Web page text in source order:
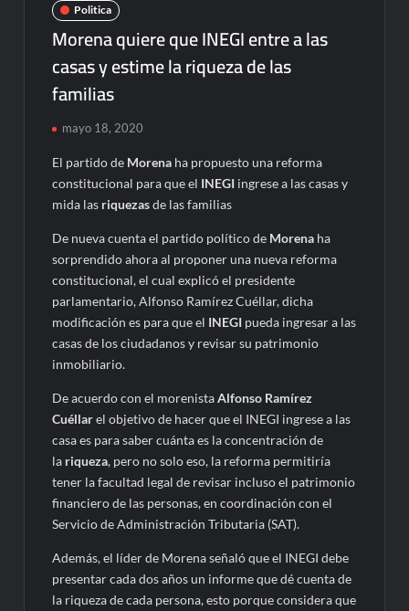
Politica
Morena quiere que INEGI entre a las
casas y estime la riqueza de las
familias
mayo 18, 2020
El partido de Morena ha propuesto una reforma
constitucional para que el INEGI ingrese a las casas y
mida las riquezasde las familias
De nueva cuenta el partido político de Morena ha
sorprendido ahora al proponer una nueva reforma
constitucional, el cual explicó el presidente
parlamentario, Alfonso Ramírez Cuéllar, dicha
modificación es para que el INEGI pueda ingresar a las
casas de los ciudadanos y revisar su patrimonio
inmobiliario.
De acuerdo con el morenistaAlfonso Ramírez
Cuéllarel objetivo de hacer que el INEGI ingrese a las
casa es para saber cuánta es la concentración de
la riqueza, pero no solo eso, la reforma permitiría
tener la facultad legal de revisar incluso el patrimonio
financiero de las personas, en coordinación con el
Servicio de Administración Tributaria (SAT).
Además, el líder de Morena señaló que el INEGI debe
presentar cada dos años un informe que dé cuenta de
la riqueza de cada persona, esto porque considera que